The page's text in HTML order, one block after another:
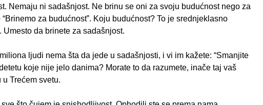
Nemaju ni sadašnjost. Ne brinu se oni za svoju budućnost nego za
za budućnost”. Koju budućnost? To je srednjeklasno
da brinete za sadašnjost.
ljudi nema šta da jede u sadašnjosti, i vi im kažete: “Smanjite
koje nije jelo danima? Morate to da razumete, inače taj vaš
Trećem svetu.